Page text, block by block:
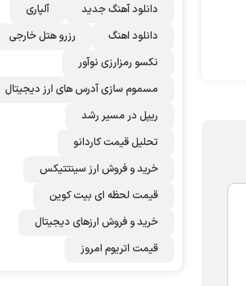
دانلود آهنگ جدید
آلپاری
دانلود اهنگ
رزرو هتل خارجی
نکسو رمزارزی نوآور
مسموم سازی آدرس های ارز دیجیتال
ریپل در مسیر رشد
تحلیل قیمت کاردانو
خرید و فروش ارز سینتتیکس
قیمت لحظه ای بیت کوین
خرید و فروش ارزهای دیجیتال
قیمت اتریوم امروز